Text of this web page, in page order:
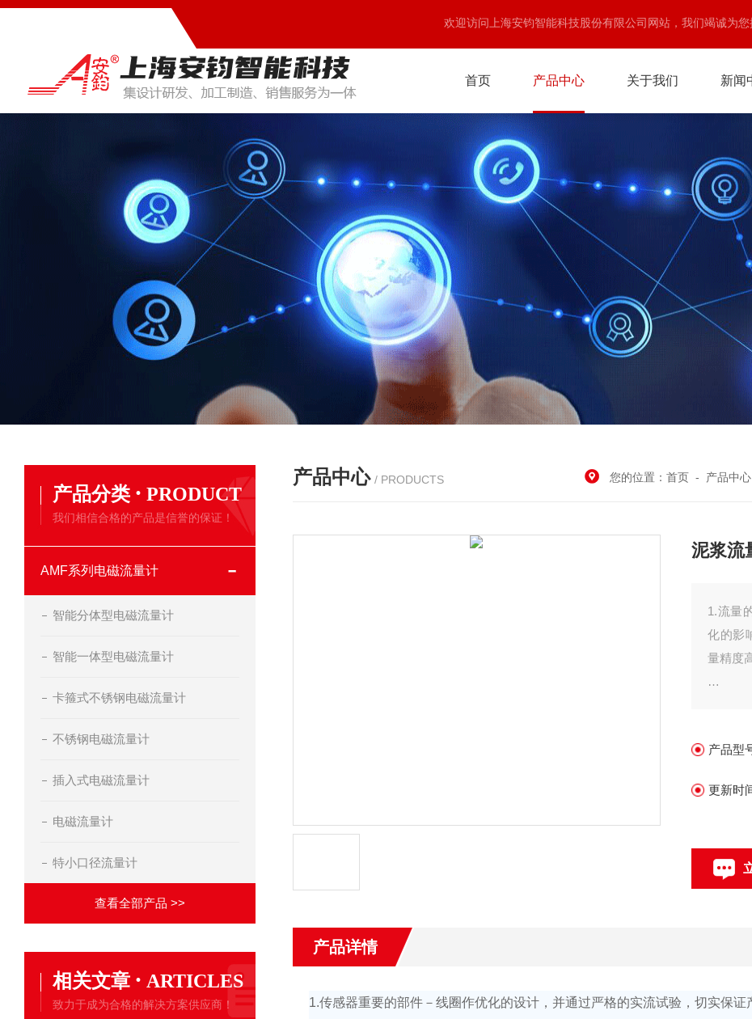
欢迎访问上海安钧智能科技股份有限公司网站，我们竭诚为您
首页 产品中心 关于我们 新闻
产品分类 · PRODUCT
我们相信合格的产品是信誉的保证！
AMF系列电磁流量计
智能分体型电磁流量计
智能一体型电磁流量计
卡箍式不锈钢电磁流量计
不锈钢电磁流量计
插入式电磁流量计
电磁流量计
特小口径流量计
查看全部产品 >>
相关文章 · ARTICLES
致力于成为合格的解决方案供应商！
产品中心 / PRODUCTS 您的位置： 首页 - 产品中心
泥浆流
1.流量
化的影
量精度
和内衬
5.双向
产品型
更新时
产品详情
1.传感器重要的部件－线圈作优化的设计，并通过严格的实流试验，切实保证